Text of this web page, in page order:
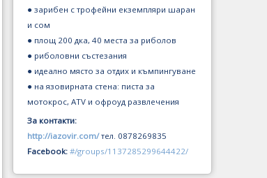
● зарибен с трофейни екземпляри шаран
и сом
● площ 200 дка, 40 места за риболов
● риболовни състезания
● идеално място за отдих и къмпингуване
● на язовирната стена: писта за
мотокрос, ATV и офроуд развлечения
За контакти:
http://iazovir.com/ тел. 0878269835
Facebook: #/groups/1137285299644422/